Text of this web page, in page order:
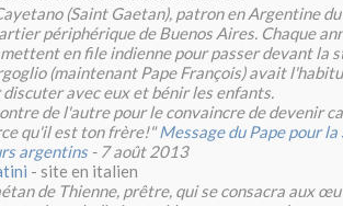
(Saint Gaetan), patron en Argentine
périphérique de Buenos Aires. Chaque
en file indienne pour passer devant la
(maintenant Pape François) avait
avec eux et bénir les enfants.
de l'autre pour le convaincre de devenir
qu'il est ton frère!"Message du Pape pour
argentins- 7 août 2013
- site en italien
de Thienne, prêtre, qui se consacra aux